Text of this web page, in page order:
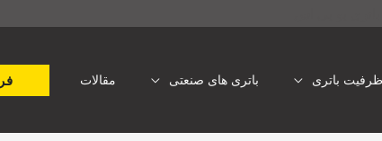
ظرفیت باتری باتری های صنعتی مقالات